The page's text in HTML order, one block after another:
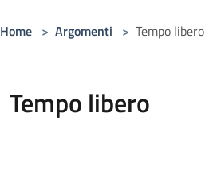
Home > Argomenti > Tempo libero
Tempo libero